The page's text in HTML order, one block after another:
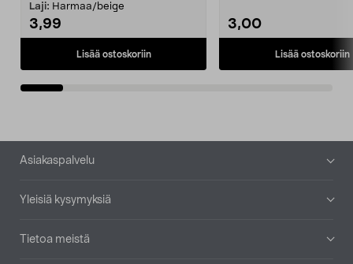
Laji: Harmaa/beige
3,99
Lisää ostoskoriin
3,00
Lisää ostoskoriin
Alatunniste
Asiakaspalvelu
Yleisiä kysymyksiä
Tietoa meistä